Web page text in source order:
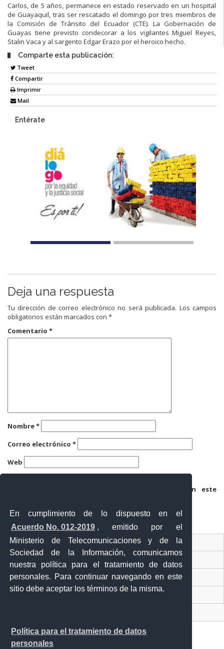
En cumplimiento de lo dispuesto en el
Acuerdo No. 012-2019 , emitido por el
Ministerio de Telecomunicaciones y de la
Sociedad de la Información, comunicamos
nuestra política para el tratamiento de datos
personales. Para continuar navegando en este
sitio debe aceptar los términos de la misma.
Política para el tratamiento de datos
personales
Carlos, de 5 años, permanece en estado reservado en un hospital
de Guayaquil, tras ser rescatado el domingo por tres miembros de
la Comisión de Tránsito del Ecuador (CTE). La Gobernación de
Guayas tiene previsto condecorar a los vigilantes Miguel Reyes,
Stalin Vaca y al sargento Edgar Erazo por el heroico hecho.
Comparte esta publicación:
Tweet
Compartir
Imprimir
Mail
Entérate
Deja una respuesta
Tu dirección de correo electrónico no será publicada. Los campos
obligatorios están marcados con *
Comentario *
Nombre*
Correo electrónico *
Web
Guarda mi nombre, correo electrónico y web en este
Ventanilla Única Virtual
Ventanilla Única de Comercio Exterior
Gobierno Abierto